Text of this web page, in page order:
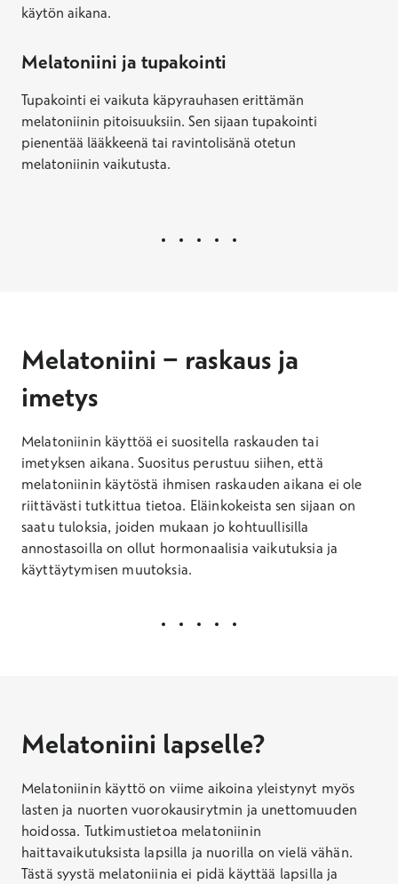
käytön aikana.
Melatoniini ja tupakointi
Tupakointi ei vaikuta käpyrauhasen erittämän
melatoniinin pitoisuuksiin. Sen sijaan tupakointi
pienentää lääkkeenä tai ravintolisänä otetun
melatoniinin vaikutusta.
Melatoniini − raskaus ja
imetys
Melatoniinin käyttöä ei suositella raskauden tai
imetyksen aikana. Suositus perustuu siihen, että
melatoniinin käytöstä ihmisen raskauden aikana ei ole
riittävästi tutkittua tietoa. Eläinkokeista sen sijaan on
saatu tuloksia, joiden mukaan jo kohtuullisilla
annostasoilla on ollut hormonaalisia vaikutuksia ja
käyttäytymisen muutoksia.
Melatoniini lapselle?
Melatoniinin käyttö on viime aikoina yleistynyt myös
lasten ja nuorten vuorokausirytmin ja unettomuuden
hoidossa. Tutkimustietoa melatoniinin
haittavaikutuksista lapsilla ja nuorilla on vielä vähän.
Tästä syystä melatoniinia ei pidä käyttää lapsilla ja